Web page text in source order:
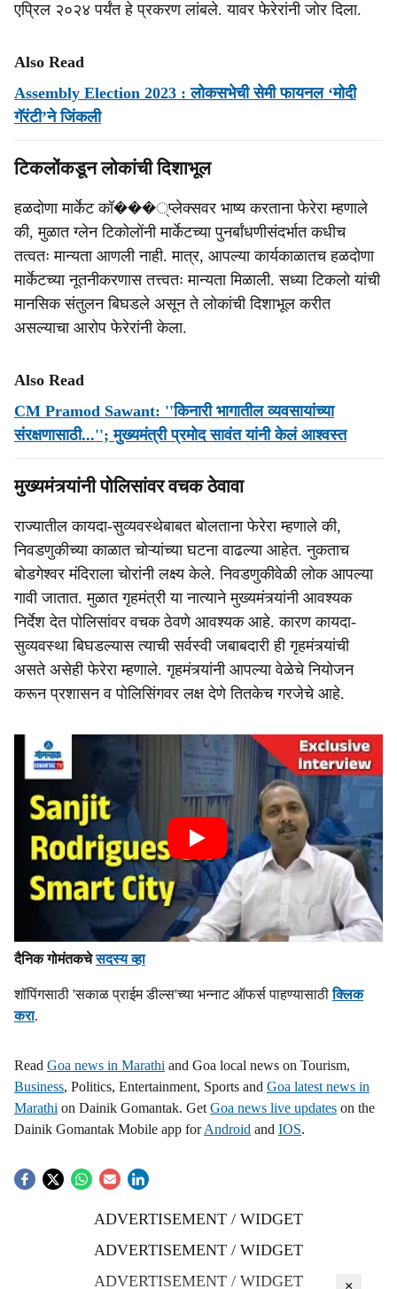
एप्रिल २०२४ पर्यंत हे प्रकरण लांबले. यावर फेरेरांनी जोर दिला.
Also Read
Assembly Election 2023 : लोकसभेची सेमी फायनल ‘मोदी
गॅरंटी’ने जिंकली
टिकलोंकडून लोकांची दिशाभूल
हळदोणा मार्केट कॉ���्प्लेक्सवर भाष्य करताना फेरेरा म्हणाले
की, मुळात ग्लेन टिकोलोंनी मार्केटच्या पुनर्बांधणीसंदर्भात कधीच
तत्वतः मान्यता आणली नाही. मात्र, आपल्या कार्यकाळातच हळदोणा
मार्केटच्या नूतनीकरणास तत्त्वतः मान्यता मिळाली. सध्या टिकलो यांची
मानसिक संतुलन बिघडले असून ते लोकांची दिशाभूल करीत
असल्याचा आरोप फेरेरांनी केला.
Also Read
CM Pramod Sawant: ''किनारी भागातील व्यवसायांच्या
संरक्षणासाठी...''; मुख्यमंत्री प्रमोद सावंत यांनी केलं आश्वस्त
मुख्यमंत्र्यांनी पोलिसांवर वचक ठेवावा
राज्यातील कायदा-सुव्यवस्थेबाबत बोलताना फेरेरा म्हणाले की,
निवडणुकीच्या काळात चोऱ्यांच्या घटना वाढल्या आहेत. नुकताच
बोडगेश्वर मंदिराला चोरांनी लक्ष्य केले. निवडणुकीवेळी लोक आपल्या
गावी जातात. मुळात गृहमंत्री या नात्याने मुख्यमंत्र्यांनी आवश्यक
निर्देश देत पोलिसांवर वचक ठेवणे आवश्यक आहे. कारण कायदा-
सुव्यवस्था बिघडल्यास त्याची सर्वस्वी जबाबदारी ही गृहमंत्र्यांची
असते असेही फेरेरा म्हणाले. गृहमंत्र्यांनी आपल्या वेळेचे नियोजन
करून प्रशासन व पोलिसिंगवर लक्ष देणे तितकेच गरजेचे आहे.
दैनिक गोमंतकचेसदस्य व्हा
शॉपिंगसाठी 'सकाळ प्राईम डील्स'च्या भन्नाट ऑफर्स पाहण्यासाठीक्लिक
करा.
Read Goa news in Marathi and Goa local news on Tourism,
Business, Politics, Entertainment, Sports and Goa latest news in
Marathi on Dainik Gomantak. Get Goa news live updates on the
Dainik Gomantak Mobile app forAndroid and IOS.
ADVERTISEMENT / WIDGET
ADVERTISEMENT / WIDGET
ADVERTISEMENT / WIDGET
×